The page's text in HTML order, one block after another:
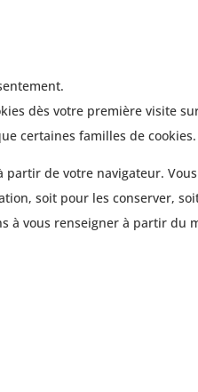
dès votre première visite
certaines familles de cookies.
de votre navigateur.
soit pour les conserver,
vous renseigner à partir du